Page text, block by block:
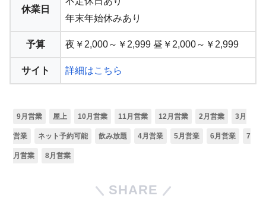
休業日
年末年始休みあり
予算 夜￥2,000～￥2,999 昼￥2,000～￥2,999
サイト 詳細はこちら
9月営業 屋上 10月営業 11月営業 12月営業 2月営業 3月
営業 ネット予約可能 飲み放題 4月営業 5月営業 6月営業 7
月営業 8月営業
SHARE